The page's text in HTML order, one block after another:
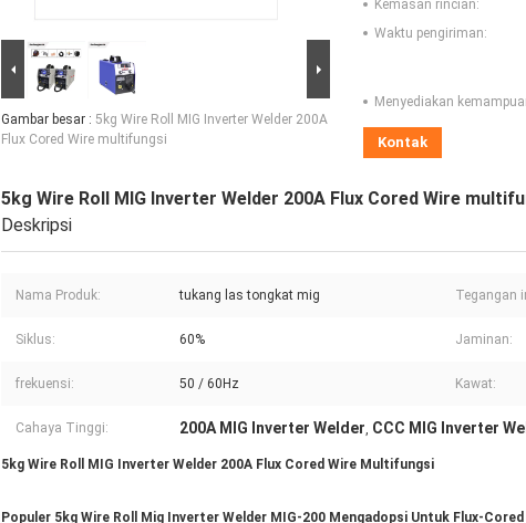
Gambar besar : 5kg Wire Roll MIG Inverter Welder 200A
Flux Cored Wire multifungsi
Kemasan rincian:
Waktu pengiriman:
Menyediakan
Kontak
5kg Wire Roll MIG Inverter Welder 200A Flux Cored Wire
Deskripsi
Nama Produk: tukang las tongkat mig Tegangan
Siklus: 60% Jaminan:
frekuensi: 50 / 60Hz Kawat:
Cahaya Tinggi: 200A MIG Inverter Welder, CCC MIG Inverter
5kg Wire Roll MIG Inverter Welder 200A Flux Cored Wire Multifungsi
Populer 5kg Wire Roll Mig Inverter Welder MIG-200 Mengadopsi Untuk Flux-Cored